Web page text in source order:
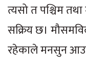
त्यसो त पश्चिम तथा
सक्रिय छ।
रहेकाले मनसुन